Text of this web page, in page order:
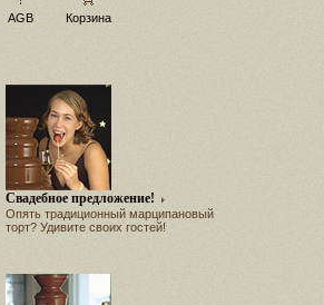
AGB Корзина
Свадебное предложение!
Опять традиционный марципановый
торт? Удивите своих гостей!